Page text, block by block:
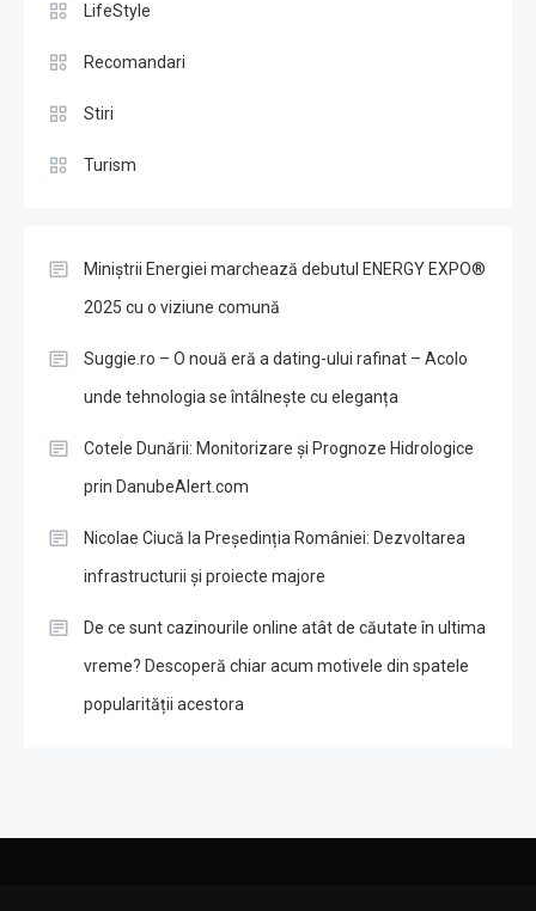
LifeStyle
Recomandari
Stiri
Turism
Miniștrii Energiei marchează debutul ENERGY EXPO®
2025 cu o viziune comună
Suggie.ro – O nouă eră a dating-ului rafinat – Acolo
unde tehnologia se întâlnește cu eleganța
Cotele Dunării: Monitorizare și Prognoze Hidrologice
prin DanubeAlert.com
Nicolae Ciucă la Președinția României: Dezvoltarea
infrastructurii și proiecte majore
De ce sunt cazinourile online atât de căutate în ultima
vreme? Descoperă chiar acum motivele din spatele
popularității acestora